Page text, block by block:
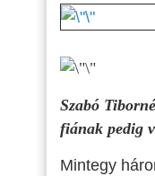
Szabó
fiának pedig
Mintegy